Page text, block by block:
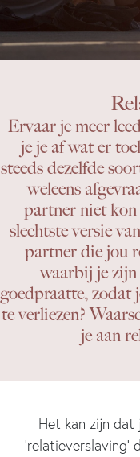
Ervaar je meer
je je af wat er
steeds dezelfde
weleens
partner niet kon
slechtste versie
partner die jou
waarbij je
goedpraatte, zodat
te verliezen?
je aan
Het kan zijn